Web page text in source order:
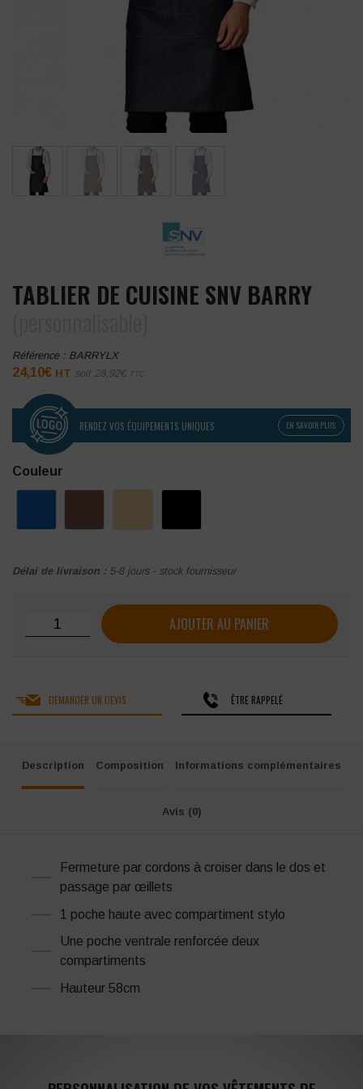
TABLIER DE CUISINE SNV BARRY
Référence : BARRYLX
24,10€ HT soit 28,92€ TTC
RENDEZ VOS ÉQUIPEMENTS UNIQUES EN SAVOIR PLUS
Couleur
Délai de livraison : 5-8 jours - stock fournisseur
quantité de Tablier de cuisine SNV BARRY
AJOUTER AU PANIER
DEMANDER UN DEVIS ÊTRE RAPPELÉ
Description Composition Informations complémentaires
Avis (0)
Fermeture par cordons à croiser dans le dos et
passage par œillets
1 poche haute avec compartiment stylo
Une poche ventrale renforcée deux
compartiments
Hauteur 58cm